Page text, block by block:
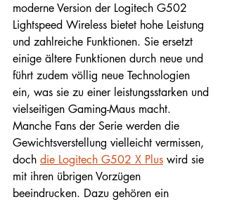
moderne Version der Logitech G502
Lightspeed Wireless bietet hohe Leistung
und zahlreiche Funktionen. Sie ersetzt
einige ältere Funktionen durch neue und
führt zudem völlig neue Technologien
ein, was sie zu einer leistungsstarken und
vielseitigen Gaming-Maus macht.
Manche Fans der Serie werden die
Gewichtsverstellung vielleicht vermissen,
doch die Logitech G502 X Plus wird sie
mit ihren übrigen Vorzügen
beeindrucken. Dazu gehören ein